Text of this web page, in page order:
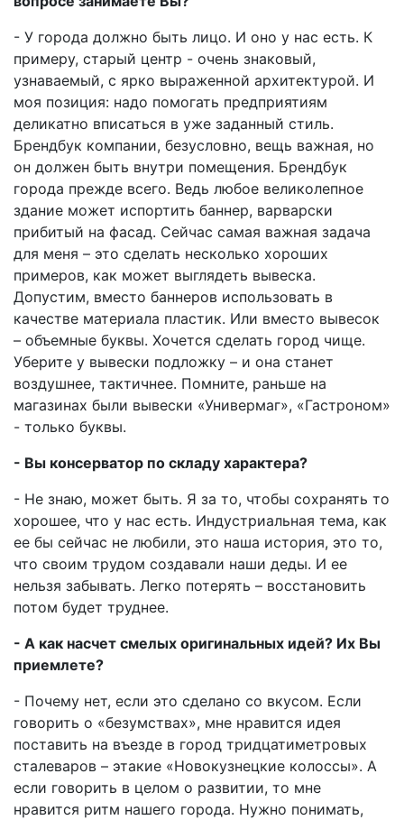
- У города должно быть лицо. И оно у нас есть. К
примеру, старый центр - очень знаковый,
узнаваемый, с ярко выраженной архитектурой. И
моя позиция: надо помогать предприятиям
деликатно вписаться в уже заданный стиль.
Брендбук компании, безусловно, вещь важная, но
он должен быть внутри помещения. Брендбук
города прежде всего. Ведь любое великолепное
здание может испортить баннер, варварски
прибитый на фасад. Сейчас самая важная задача
для меня – это сделать несколько хороших
примеров, как может выглядеть вывеска.
Допустим, вместо баннеров использовать в
качестве материала пластик. Или вместо вывесок
– объемные буквы. Хочется сделать город чище.
Уберите у вывески подложку – и она станет
воздушнее, тактичнее. Помните, раньше на
магазинах были вывески «Универмаг», «Гастроном»
- только буквы.
- Вы консерватор по складу характера?
- Не знаю, может быть. Я за то, чтобы сохранять то
хорошее, что у нас есть. Индустриальная тема, как
ее бы сейчас не любили, это наша история, это то,
что своим трудом создавали наши деды. И ее
нельзя забывать. Легко потерять – восстановить
потом будет труднее.
- А как насчет смелых оригинальных идей? Их Вы
приемлете?
- Почему нет, если это сделано со вкусом. Если
говорить о «безумствах», мне нравится идея
поставить на въезде в город тридцатиметровых
сталеваров – этакие «Новокузнецкие колоссы». А
если говорить в целом о развитии, то мне
нравится ритм нашего города. Нужно понимать,